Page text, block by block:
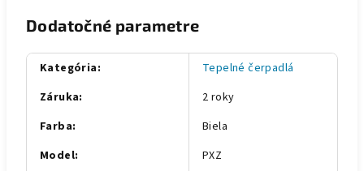
Dodatočné parametre
Kategória:
Tepelné čerpadlá
Záruka:
2 roky
Farba:
Biela
Model: PXZ